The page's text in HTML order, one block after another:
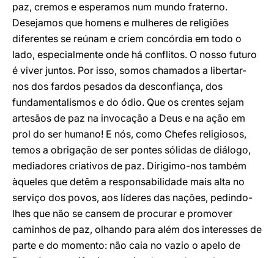
paz, cremos e esperamos num mundo fraterno.
Desejamos que homens e mulheres de religiões
diferentes se reúnam e criem concórdia em todo o
lado, especialmente onde há conflitos. O nosso futuro
é viver juntos. Por isso, somos chamados a libertar-
nos dos fardos pesados da desconfiança, dos
fundamentalismos e do ódio. Que os crentes sejam
artesãos de paz na invocação a Deus e na ação em
prol do ser humano! E nós, como Chefes religiosos,
temos a obrigação de ser pontes sólidas de diálogo,
mediadores criativos de paz. Dirigimo-nos também
àqueles que detêm a responsabilidade mais alta no
serviço dos povos, aos líderes das nações, pedindo-
lhes que não se cansem de procurar e promover
caminhos de paz, olhando para além dos interesses de
parte e do momento: não caia no vazio o apelo de